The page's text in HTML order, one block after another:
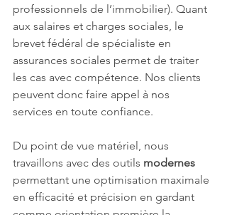
professionnels de l’immobilier). Quant
aux salaires et charges sociales, le
brevet fédéral de spécialiste en
assurances sociales permet de traiter
les cas avec compétence. Nos clients
peuvent donc faire appel à nos
services en toute confiance.
Du point de vue matériel, nous
travaillons avec des outils modernes
permettant une optimisation maximale
en efficacité et précision en gardant